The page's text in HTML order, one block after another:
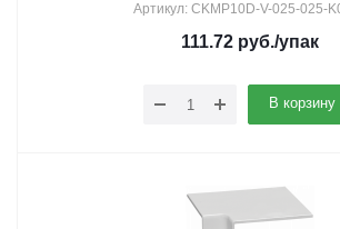
Артикул: CKMP10D-V-025-025-
111.72 руб./упак
В корзину